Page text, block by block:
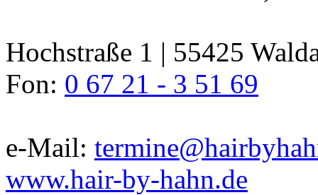
Hochstraße 1 | 55425
Fon: 0 67 21 - 3 51 69
e-Mail:
www.hair-by-hahn.de